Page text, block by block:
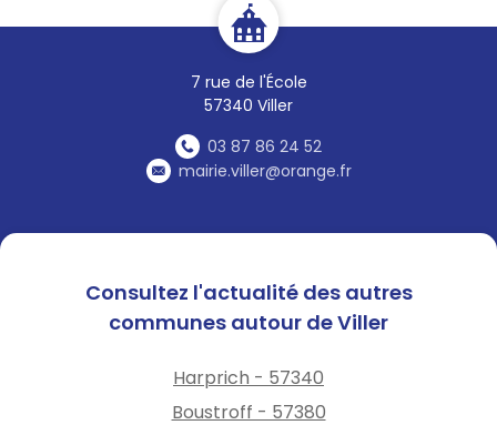
7 rue de l'École
57340 Viller
03 87 86 24 52
mairie.viller@orange.fr
Consultez l'actualité des autres
communes autour de Viller
Harprich - 57340
Boustroff - 57380